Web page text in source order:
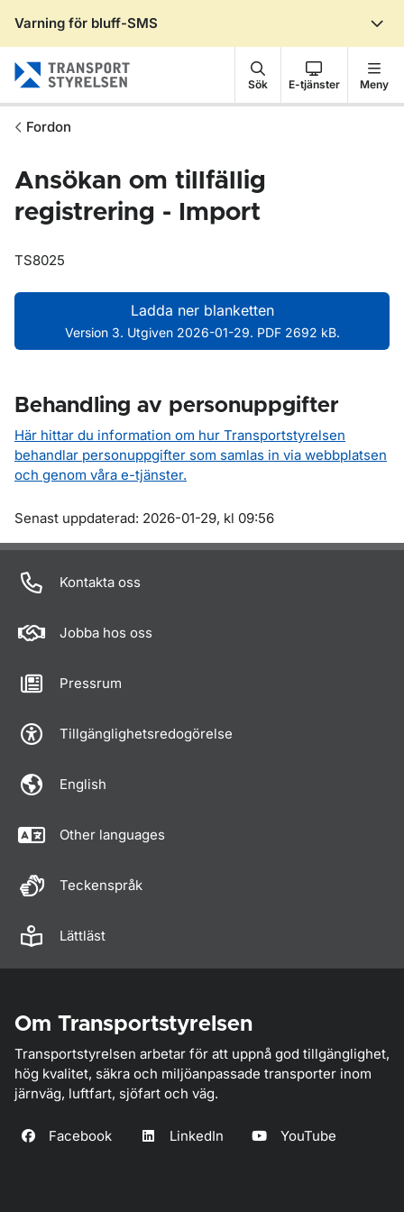
Varning för bluff-SMS
Sök E-tjänster Meny
Fordon
Ansökan om tillfällig
registrering - Import
TS8025
Ladda ner blanketten
Version 3. Utgiven 2026-01-29. PDF 2692 kB.
Behandling av personuppgifter
Här hittar du information om hur Transportstyrelsen
behandlar personuppgifter som samlas in via webbplatsen
och genom våra e-tjänster.
Om sidan
Senast uppdaterad: 2026-01-29, kl 09:56
Kontakta oss
Jobba hos oss
Pressrum
Tillgänglighetsredogörelse
English
Other languages
Teckenspråk
Lättläst
Om Transportstyrelsen
Transportstyrelsen arbetar för att uppnå god tillgänglighet,
hög kvalitet, säkra och miljöanpassade transporter inom
järnväg, luftfart, sjöfart och väg.
Facebook LinkedIn YouTube